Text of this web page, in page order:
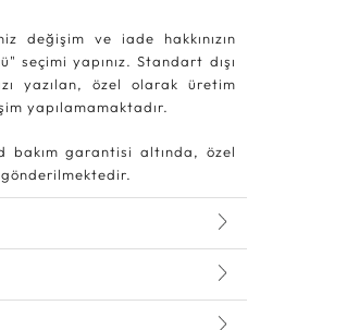
değişim ve iade hakkınızın
seçimi yapınız. Standart dışı
yazılan, özel olarak üretim
yapılamamaktadır.
bakım garantisi altında, özel